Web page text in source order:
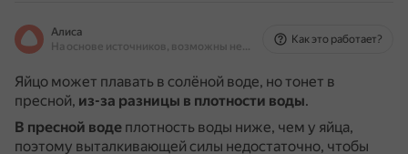
Алиса
На основе источников, возможны неточности
Как это работает?
Яйцо может плавать в солёной воде, но тонет в
пресной, из-за разницы в плотности воды.
В пресной воде плотность воды ниже, чем у яйца,
поэтому выталкивающей силы недостаточно, чтобы